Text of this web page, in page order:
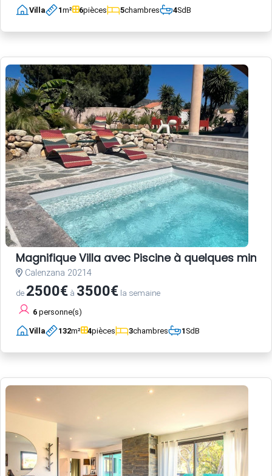
Villa 1m² 6pièces 5chambres 4SdB
Magnifique Villa avec Piscine à quelques
Calenzana 20214
de 2500€ à 3500€ la semaine
6 personne(s)
Villa 132m² 4pièces 3chambres 1SdB